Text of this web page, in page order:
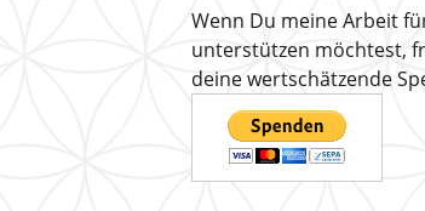
Wenn Du meine Arbeit für
unterstützen möchtest,
deine wertschätzende